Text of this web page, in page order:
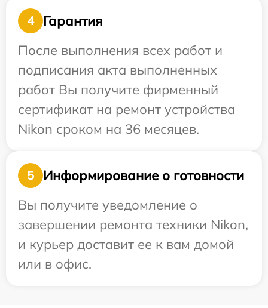
4
Гарантия
После выполнения всех работ и
подписания акта выполненных
работ Вы получите фирменный
сертификат на ремонт устройства
Nikon сроком на 36 месяцев.
5
Информирование о готовности
Вы получите уведомление о
завершении ремонта техники Nikon,
и курьер доставит ее к вам домой
или в офис.